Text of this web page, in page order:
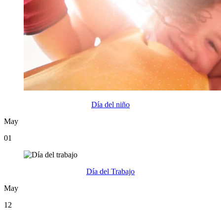
Día del niño
May
01
Día del Trabajo
May
12